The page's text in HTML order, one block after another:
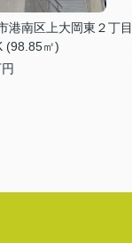
港南区上大岡東２丁目
(98.85㎡)